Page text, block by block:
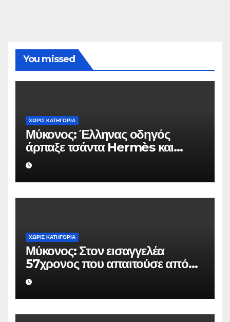
You missed
ΧΩΡΊΣ ΚΑΤΗΓΟΡΊΑ
Μύκονος: Έλληνας οδηγός
άρπαξε τσάντα Hermès και
Rolex αξίας 75.000 ευρώ από
Ουκρανό τουρίστα
ΧΩΡΊΣ ΚΑΤΗΓΟΡΊΑ
Μύκονος: Στον εισαγγελέα
57χρονος που απαιτούσε από
επιχειρηματία 80.000 ευρώ για
να μην κάνει καταγγελίες σε
βάρος του